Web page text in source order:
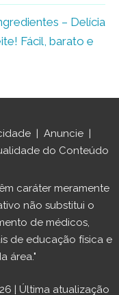
– Delícia
Fácil, barato e
| Anuncie |
do Conteúdo
caráter meramente
não substitui o
de médicos,
de educação física e
área."
| Última atualização